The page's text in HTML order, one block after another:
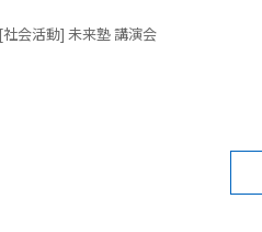
[社会活動] 未来塾 講演会